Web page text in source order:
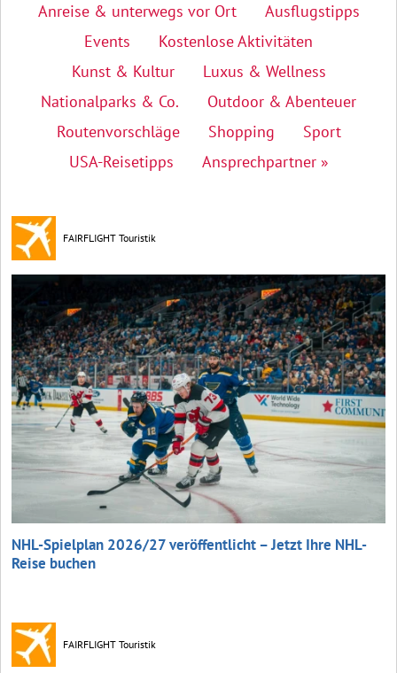
Anreise & unterwegs vor Ort
Ausflugstipps
Events
Kostenlose Aktivitäten
Kunst & Kultur
Luxus & Wellness
Nationalparks & Co.
Outdoor & Abenteuer
Routenvorschläge
Shopping
Sport
USA-Reisetipps
Ansprechpartner »
FAIRFLIGHT Touristik
NHL-Spielplan 2026/27 veröffentlicht – Jetzt Ihre NHL-
Reise buchen
FAIRFLIGHT Touristik